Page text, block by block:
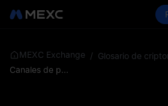
MEXC Exchange / Glosario de
Canales de pago